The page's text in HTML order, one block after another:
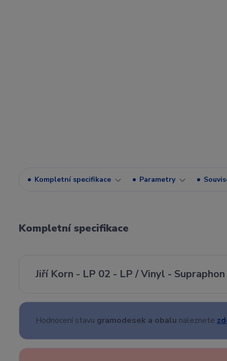
Kompletní specifikace Parametry
Kompletní specifikace
Jiří Korn - LP 02 - LP / Vinyl -
Hodnocení stavu gramodesek a obalu naleznete